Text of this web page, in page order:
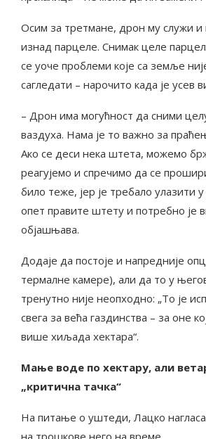
Осим за третмане, дрон му служи и
изнад парцеле. Снимак целе
се уоче проблеми које са земље
сагледати – нарочито када је усев
– Дрон има могућност да сними
ваздуха. Нама је то важно за
Ако се деси нека штета, можемо
реагујемо и спречимо да се
било теже, јер је требало улазити
опет правите штету и потребно је
објашњава.
Додаје да постоје и напредније
термалне камере), али да то у
тренутно није неопходно: „То је
свега за већа газдинства – за оне
више хиљада хектара“.
Мање воде по хектару, али
„критична тачка“
На питање о уштеди, Лацко